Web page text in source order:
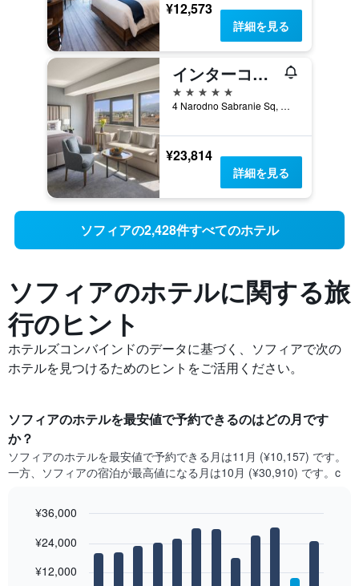
¥12,573
詳細を見る
インターコンチネンタル ソフィア by IHG
5つ星
4 Narodno Sabranie Sq, ソフィア, ブルガリア
¥23,814
詳細を見る
ソフィアの2,428件すべてのホテル
ソフィアの​ホテルに関する旅
行のヒント
ホテルズコンバインドのデータに基づく、ソフィアで次の
ホテルを見つけるためのヒントをご活用ください。
ソフィア​のホテルを最安値で予約できるのはどの月です
か？
ソフィア​の​ホテルを最安値で予約できる月は11月 (¥10,157) です。
一方、ソフィア​の​宿泊が最高値になる月は10月​ (¥30,910) です。c
chart
12
graphic.
¥12,000
¥24,000
¥36,000